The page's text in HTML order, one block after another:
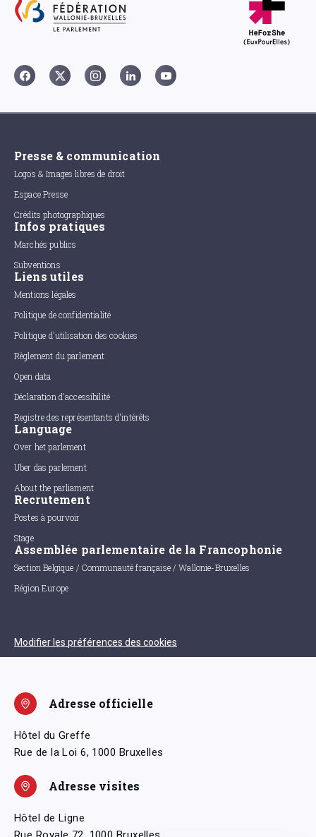
Presse & communication
Logos & Images libres de droit
Espace Presse
Crédits photographiques
Infos pratiques
Marchés publics
Subventions
Liens utiles
Mentions légales
Politique de confidentialité
Politique d'utilisation des cookies
Règlement du parlement
Open data
Déclaration d'accessibilité
Registre des représentants d'intérêts
Language
Over het parlement
Uber das parlement
About the parliament
Recrutement
Postes à pourvoir
Stage
Assemblée parlementaire de la Francophonie
Section Belgique / Communauté française / Wallonie-Bruxelles
Région Europe
Modifier les préférences des cookies
Adresse officielle
Hôtel du Greffe
Rue de la Loi 6, 1000 Bruxelles
Adresse visites
Hôtel de Ligne